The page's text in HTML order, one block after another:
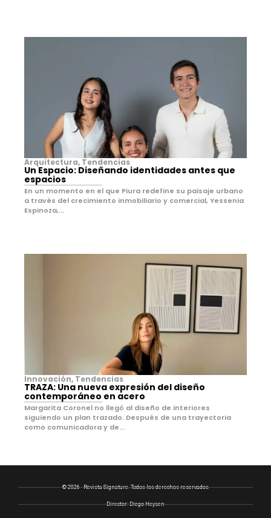
Arquitectura, Tendencias
Un Espacio: Diseñando identidades antes que
espacios
En un momento en el que Piura redefine su paisaje urbano
a través del crecimiento inmobiliario y comercial, Yessenia
Espinoza,...
Innovación, Tendencias
TRAZA: Una nueva expresión del diseño
contemporáneo en acero
Margarita Coronel no llegó al diseño de interiores
siguiendo un plan trazado. Después de una trayectoria
como comunicadora y de...
© 2026 - Revista Signature. Todos los derechos reservados
Director: Diego Heysen